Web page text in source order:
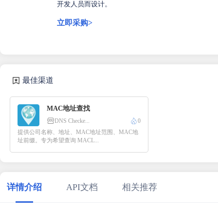
开发人员而设计。
立即采购>
最佳渠道
MAC地址查找
DNS Checke...
0
提供公司名称、地址、MAC地址范围、MAC地
址前缀。专为希望查询 MACL...
详情介绍 API文档 相关推荐